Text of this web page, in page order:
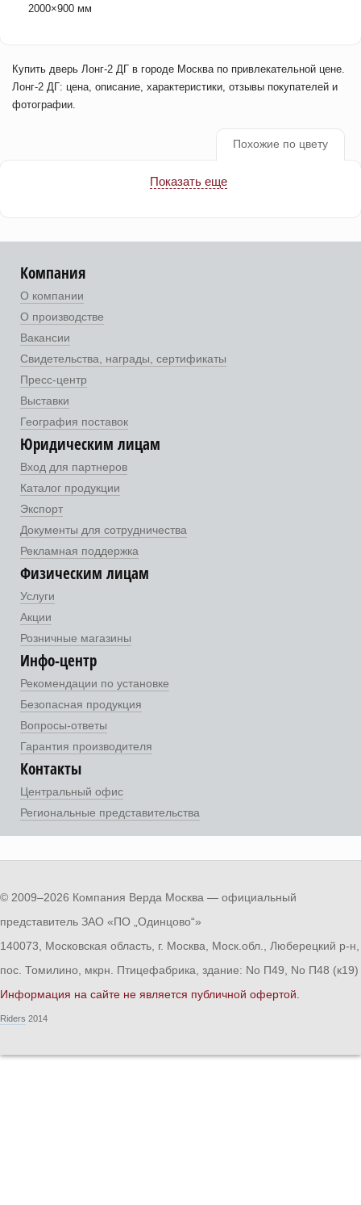
2000×900 мм
Купить дверь Лонг-2 ДГ в городе Москва по привлекательной цене.
Лонг-2 ДГ: цена, описание, характеристики, отзывы покупателей и
фотографии.
Похожие по цвету
Показать еще
Компания
О компании
О производстве
Вакансии
Свидетельства, награды, сертификаты
Пресс-центр
Выставки
География поставок
Юридическим лицам
Вход для партнеров
Каталог продукции
Экспорт
Документы для сотрудничества
Рекламная поддержка
Физическим лицам
Услуги
Акции
Розничные магазины
Инфо-центр
Рекомендации по установке
Безопасная продукция
Вопросы-ответы
Гарантия производителя
Контакты
Центральный офис
Региональные представительства
© 2009–2026 Компания Верда Москва — официальный
представитель ЗАО «ПО „Одинцово“»
140073, Московская область, г. Москва, Моск.обл., Люберецкий р-н,
пос. Томилино, мкрн. Птицефабрика, здание: No П49, No П48 (к19)
Информация на сайте не является публичной офертой.
Riders 2014